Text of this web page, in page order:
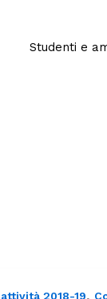
Studenti e
attività 2018-19,